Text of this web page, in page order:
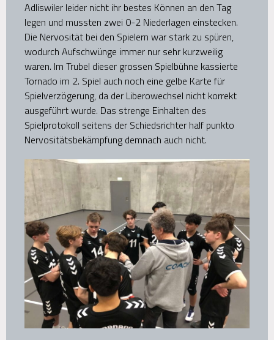
Adliswiler leider nicht ihr bestes Können an den Tag
legen und mussten zwei 0-2 Niederlagen einstecken.
Die Nervosität bei den Spielern war stark zu spüren,
wodurch Aufschwünge immer nur sehr kurzweilig
waren. Im Trubel dieser grossen Spielbühne kassierte
Tornado im 2. Spiel auch noch eine gelbe Karte für
Spielverzögerung, da der Liberowechsel nicht korrekt
ausgeführt wurde. Das strenge Einhalten des
Spielprotokoll seitens der Schiedsrichter half punkto
Nervositätsbekämpfung demnach auch nicht.